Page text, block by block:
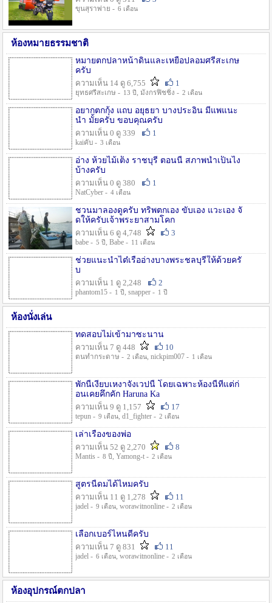
ขุนสุราพ่าย - 6 เดือน
ห้องหมายธรรมชาติ
หมายตกปลาหน้าดินและเหยื่อปลอมศรีสะเกษ
ครับ
ความเห็น 14 ดู 6,755
1
ยุทธศรีสะเกษ - 13 ปี , มังกรฟิชชิ่ง - 2 เดือน
อยากตกกุ้ง แถบ อยุธยา บางประอิน มีแพแนะ
นำ มั้ยครับ ขอบคุณครับ
ความเห็น 0 ดู 339
1
kaiคับ - 3 เดือน
อ่าง ห้วยไม้เต็ง ราชบุรี ตอนนี้ สภาพน้ำเป็นไง
บ้างครับ
ความเห็น 0 ดู 380
1
NatCyber - 4 เดือน
ชวนมาลองดูครับ ทริพตกเอง ขับเอง แวะเอง จั
ดให้ครับเจ้าพระยาสามโคก
ความเห็น 6 ดู 4,748
3
babe - 5 ปี , Babe - 11 เดือน
ช่วยแนะนำไต๋เรืออ่างบางพระชลบุรีให้ด้วยครั
บ
ความเห็น 1 ดู 2,248
2
phantom15 - 1 ปี , snapper - 1 ปี
ห้องนั่งเล่น
ทดสอบไม่เข้ามาซะนาน
ความเห็น 7 ดู 448
10
ตนทำกระดาษ - 2 เดือน, nickpim007 - 1 เดือน
พักนี้เงียบเหงาจังเวปนี้ โดยเฉพาะห้องนี้ที่แต่ก่
อนเคยคึกคัก Haruna Ka
ความเห็น 9 ดู 1,157
17
tepun - 9 เดือน, d1_fighter - 2 เดือน
เล่าเรื่องของพ่อ
ความเห็น 52 ดู 2,270
8
Mantis - 8 ปี , Yamong-t - 2 เดือน
สูตรนี้ดมได้ไหมครับ
ความเห็น 11 ดู 1,278
11
jadel - 9 เดือน, worawitnonline - 2 เดือน
เลือกเบอร์ไหนดีครับ
ความเห็น 7 ดู 831
11
jadel - 6 เดือน, worawitnonline - 2 เดือน
ห้องอุปกรณ์ตกปลา